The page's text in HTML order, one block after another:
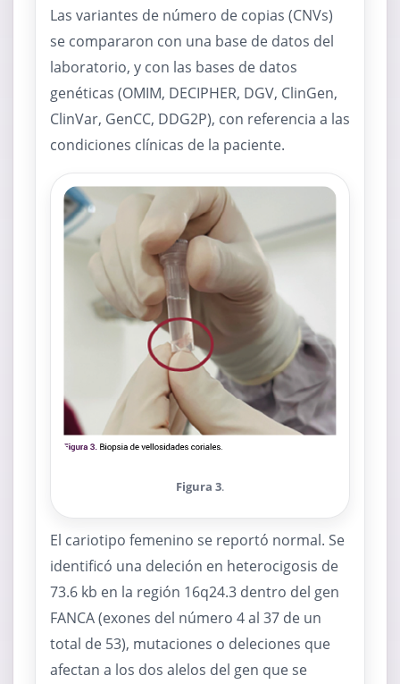
Las variantes de número de copias (CNVs)
se compararon con una base de datos del
laboratorio, y con las bases de datos
genéticas (OMIM, DECIPHER, DGV, ClinGen,
ClinVar, GenCC, DDG2P), con referencia a las
condiciones clínicas de la paciente.
Figura 3.
El cariotipo femenino se reportó normal. Se
identificó una deleción en heterocigosis de
73.6 kb en la región 16q24.3 dentro del gen
FANCA (exones del número 4 al 37 de un
total de 53), mutaciones o deleciones que
afectan a los dos alelos del gen que se